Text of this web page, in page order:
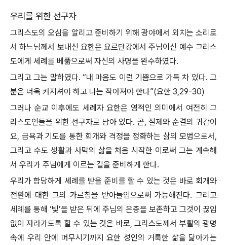
우리를 위한 선구자
그리스도의 오심을 알리고 준비하기 위해 광야에서 외치는 소리로
서 하느님께서 보내신 요한은 요르단강에서 주님이신 예수 그리스
도에게 세례를 베풂으로써 자신의 사명을 완수하였다.
그리고 그는 말하였다. “내 마음도 이런 기쁨으로 가득 차 있다. 그
분은 더욱 커지셔야 하고 나는 작아져야 한다”(요한 3,29-30)
그러나 순교 이후에도 세례자 요한은 영적인 의미에서 여전히 그
리스도인들을 위한 선구자로 남아 있다. 곧, 절제와 순결의 귀감이
요, 금욕과 기도를 통한 회개와 격정을 정화하는 삶의 모범으로서,
그리고 수도 생활과 사막의 삶을 처음 시작한 이로써 그는 계속해
서 우리가 주님에게 이르는 길을 준비하게 한다.
우리가 합당하게 세례를 받을 준비를 할 수 있는 것은 바로 회개와
전환에 대한 그의 가르침을 받아들임으로써 가능해진다. 그리고
세례를 통해 ‘빛’을 받은 뒤에 주님의 은총을 보존하고 그것이 끊임
없이 자라가도록 할 수 있는 것은 바로, 그리스도께서 부활의 광명
속에 우리 안에 머무시기까지 요한 성인의 거룩한 삶을 닮아가는